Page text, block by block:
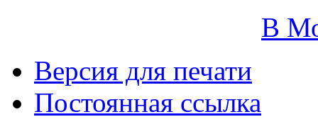
В
Версия для печати
Постоянная ссылка